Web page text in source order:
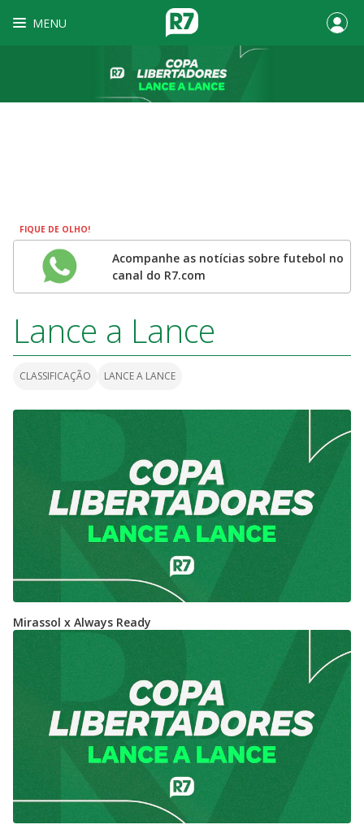
MENU
FIQUE DE OLHO!
Acompanhe as notícias sobre futebol no
canal do R7.com
Lance a Lance
CLASSIFICAÇÃO LANCE A LANCE
Mirassol x Always Ready